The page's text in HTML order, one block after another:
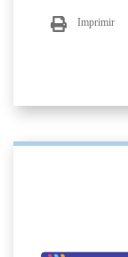
Imprimir